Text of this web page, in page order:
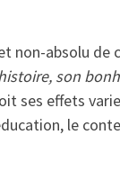
non-absolu
son
ses effets
le